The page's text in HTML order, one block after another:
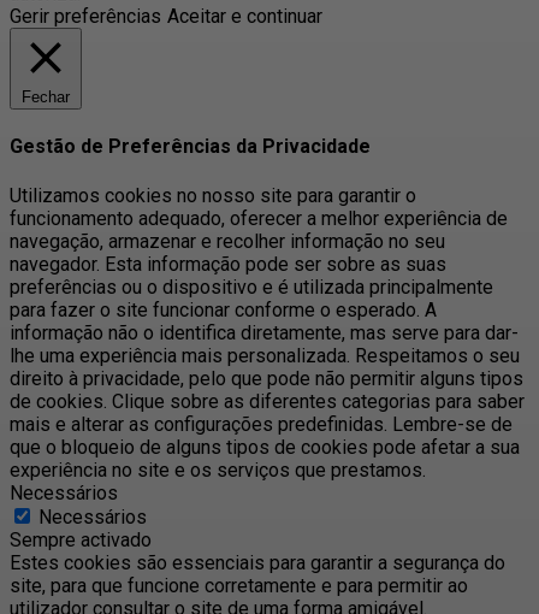
Gerir preferências Aceitar e continuar
Fechar
Gestão de Preferências da Privacidade
Utilizamos cookies no nosso site para garantir o
funcionamento adequado, oferecer a melhor experiência de
navegação, armazenar e recolher informação no seu
navegador. Esta informação pode ser sobre as suas
preferências ou o dispositivo e é utilizada principalmente
para fazer o site funcionar conforme o esperado. A
informação não o identifica diretamente, mas serve para dar-
lhe uma experiência mais personalizada. Respeitamos o seu
direito à privacidade, pelo que pode não permitir alguns tipos
de cookies. Clique sobre as diferentes categorias para saber
mais e alterar as configurações predefinidas. Lembre-se de
que o bloqueio de alguns tipos de cookies pode afetar a sua
experiência no site e os serviços que prestamos.
Necessários
Necessários
Sempre activado
Estes cookies são essenciais para garantir a segurança do
site, para que funcione corretamente e para permitir ao
utilizador consultar o site de uma forma amigável.